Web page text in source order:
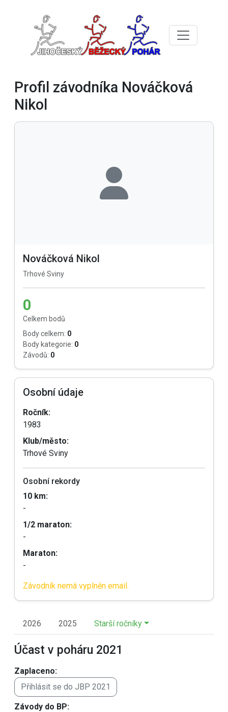
Profil závodníka Nováčková
Nikol
Nováčková Nikol
Trhové Sviny
0
Celkem bodů
Body celkem: 0
Body kategorie: 0
Závodů: 0
Osobní údaje
Ročník:
1983
Klub/město:
Trhové Sviny
Osobní rekordy
10 km:
-
1/2 maraton:
-
Maraton:
-
Závodník nemá vyplněn email.
2026 2025 Starší ročníky
Účast v poháru 2021
Zaplaceno:
Přihlásit se do JBP 2021
Závody do BP: